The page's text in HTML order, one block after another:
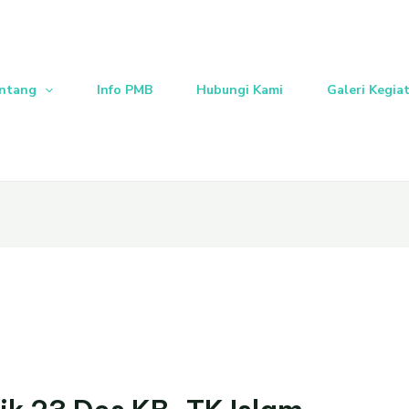
Info PMB Hubungi Kami Galeri